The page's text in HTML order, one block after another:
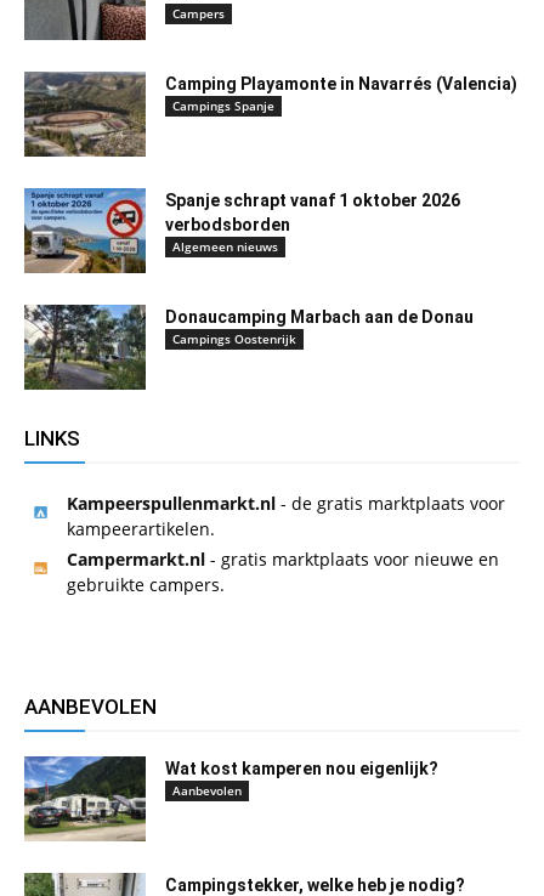
Campers
Camping Playamonte in Navarrés (Valencia)
Campings Spanje
Spanje schrapt vanaf 1 oktober 2026
verbodsborden
Algemeen nieuws
Donaucamping Marbach aan de Donau
Campings Oostenrijk
LINKS
Kampeerspullenmarkt.nl - de gratis marktplaats voor
kampeerartikelen.
Campermarkt.nl - gratis marktplaats voor nieuwe en
gebruikte campers.
AANBEVOLEN
Wat kost kamperen nou eigenlijk?
Aanbevolen
Campingstekker, welke heb je nodig?